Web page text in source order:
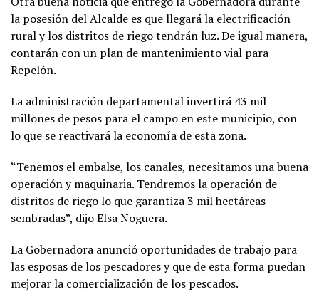
la posesión del Alcalde es que llegará la electrificación
rural y los distritos de riego tendrán luz. De igual manera,
contarán con un plan de mantenimiento vial para
Repelón.
La administración departamental invertirá 43 mil
millones de pesos para el campo en este municipio, con
lo que se reactivará la economía de esta zona.
“Tenemos el embalse, los canales, necesitamos una buena
operación y maquinaria. Tendremos la operación de
distritos de riego lo que garantiza 3 mil hectáreas
sembradas”, dijo Elsa Noguera.
La Gobernadora anunció oportunidades de trabajo para
las esposas de los pescadores y que de esta forma puedan
mejorar la comercialización de los pescados.